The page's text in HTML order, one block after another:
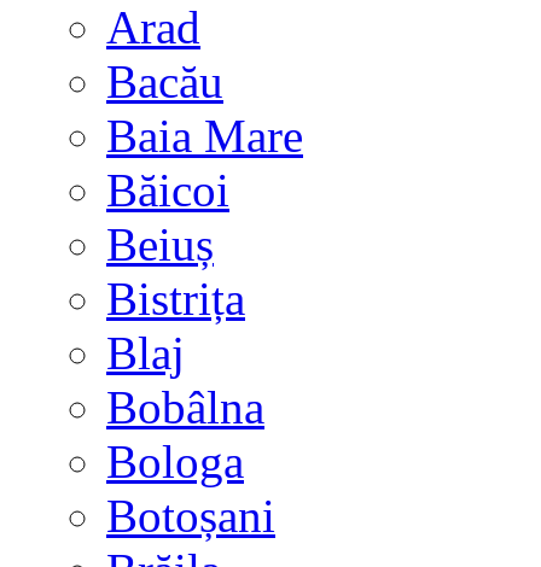
Arad
Bacău
Baia Mare
Băicoi
Beiuș
Bistrița
Blaj
Bobâlna
Bologa
Botoșani